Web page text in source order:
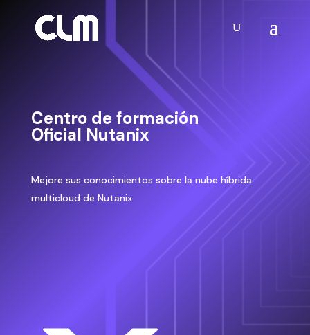
Centro de formación
Oficial Nutanix
Mejore sus conocimientos sobre la nube híbrida
multicloud de Nutanix